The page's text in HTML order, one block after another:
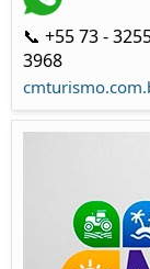
📞 +55 73 -
3968